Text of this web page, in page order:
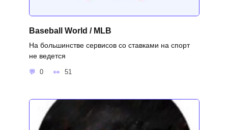
Baseball World / MLB
На большинстве сервисов со ставками на спорт
не ведется
0 51